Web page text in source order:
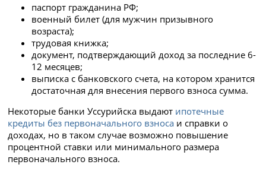
паспорт гражданина РФ;
военный билет (для мужчин призывного
возраста);
трудовая книжка;
документ, подтверждающий доход за последние 6-
12 месяцев;
выписка с банковского счета, на котором хранится
достаточная для внесения первого взноса сумма.
Некоторые банки Уссурийска выдают ипотечные
кредиты без первоначального взноса и справки о
доходах, но в таком случае возможно повышение
процентной ставки или минимального размера
первоначального взноса.